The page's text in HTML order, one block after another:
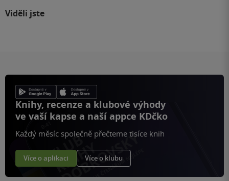
Viděli jste
Knihy, recenze a klubové výhody
ve vaší kapse a naší appce KDčko
Každý měsíc společně přečteme tisíce knih
Více o aplikaci Více o klubu